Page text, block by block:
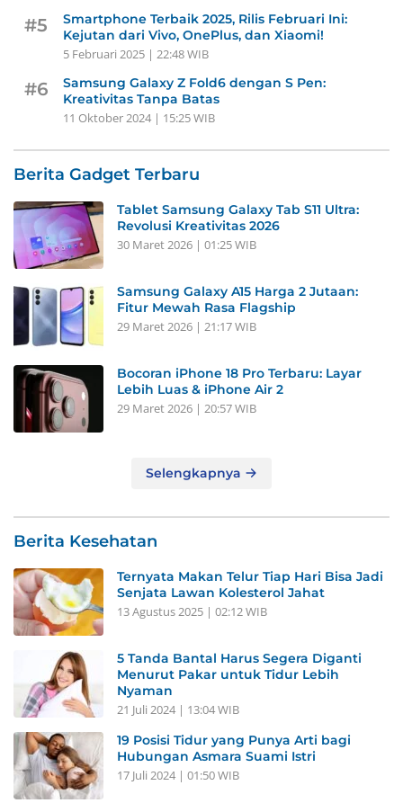
#5
Smartphone Terbaik 2025, Rilis Februari Ini:
Kejutan dari Vivo, OnePlus, dan Xiaomi!
5 Februari 2025 | 22:48 WIB
#6
Samsung Galaxy Z Fold6 dengan S Pen:
Kreativitas Tanpa Batas
11 Oktober 2024 | 15:25 WIB
Berita Gadget Terbaru
Tablet Samsung Galaxy Tab S11 Ultra:
Revolusi Kreativitas 2026
30 Maret 2026 | 01:25 WIB
Samsung Galaxy A15 Harga 2 Jutaan:
Fitur Mewah Rasa Flagship
29 Maret 2026 | 21:17 WIB
Bocoran iPhone 18 Pro Terbaru: Layar
Lebih Luas & iPhone Air 2
29 Maret 2026 | 20:57 WIB
Selengkapnya
Berita Kesehatan
Ternyata Makan Telur Tiap Hari Bisa Jadi
Senjata Lawan Kolesterol Jahat
13 Agustus 2025 | 02:12 WIB
5 Tanda Bantal Harus Segera Diganti
Menurut Pakar untuk Tidur Lebih
Nyaman
21 Juli 2024 | 13:04 WIB
19 Posisi Tidur yang Punya Arti bagi
Hubungan Asmara Suami Istri
17 Juli 2024 | 01:50 WIB